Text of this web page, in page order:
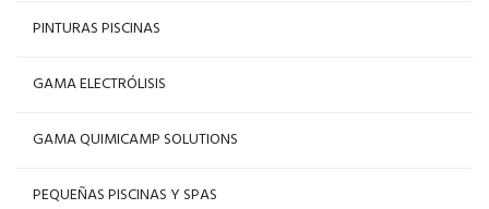
PINTURAS PISCINAS
GAMA ELECTRÓLISIS
GAMA QUIMICAMP SOLUTIONS
PEQUEÑAS PISCINAS Y SPAS